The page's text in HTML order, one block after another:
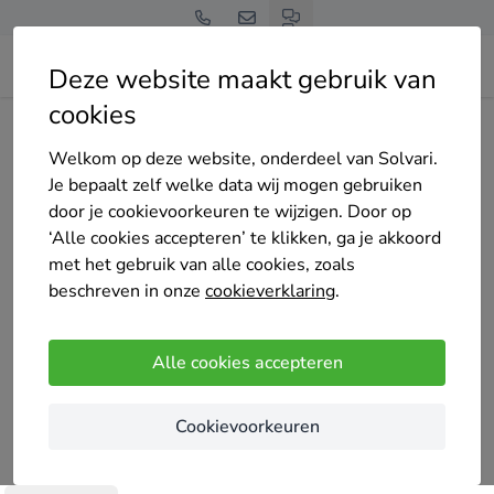
Deze website maakt gebruik van
cookies
Welkom op deze website, onderdeel van Solvari.
Je bepaalt zelf welke data wij mogen gebruiken
door je cookievoorkeuren te wijzigen. Door op
‘Alle cookies accepteren’ te klikken, ga je akkoord
met het gebruik van alle cookies, zoals
beschreven in onze cookieverklaring.
Alle cookies accepteren
Cookievoorkeuren
Home Bedrijven overzicht
Umbra Zonwering & Raamdecoratie
onze specialiteit aan, het creëren van schaduw, en